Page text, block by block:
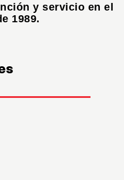
y servicio en el
1989.